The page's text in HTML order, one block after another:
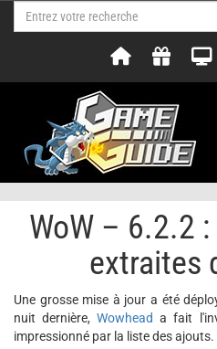
WoW – 6.2.2
extraites
Une grosse mise à jour a été
nuit dernière,Wowhead a fait
impressionné par la liste des